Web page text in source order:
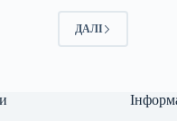
ДАЛІ